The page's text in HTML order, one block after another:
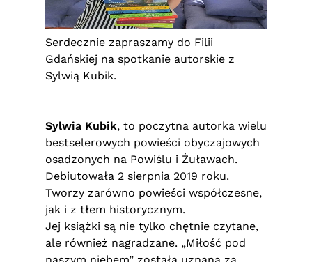
Serdecznie zapraszamy do Filii
Gdańskiej na spotkanie autorskie z
Sylwią Kubik.
Sylwia Kubik, to poczytna autorka wielu
bestselerowych powieści obyczajowych
osadzonych na Powiślu i Żuławach.
Debiutowała 2 sierpnia 2019 roku.
Tworzy zarówno powieści współczesne,
jak i z tłem historycznym.
Jej książki są nie tylko chętnie czytane,
ale również nagradzane. „Miłość pod